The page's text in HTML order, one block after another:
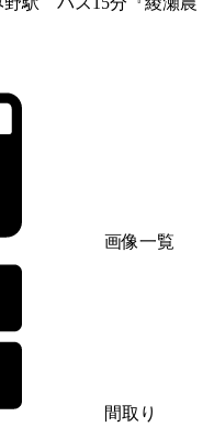
画像一覧
間取り